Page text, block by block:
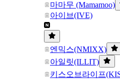
마마무 (Mamamoo)
아이브(IVE)
엔믹스(NMIXX)
아일릿(ILLIT)
키스오브라이프